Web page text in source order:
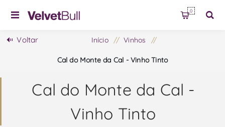
0
Voltar Início / Vinhos /
Cal do Monte da Cal - Vinho Tinto
Cal do Monte da Cal -
Vinho Tinto